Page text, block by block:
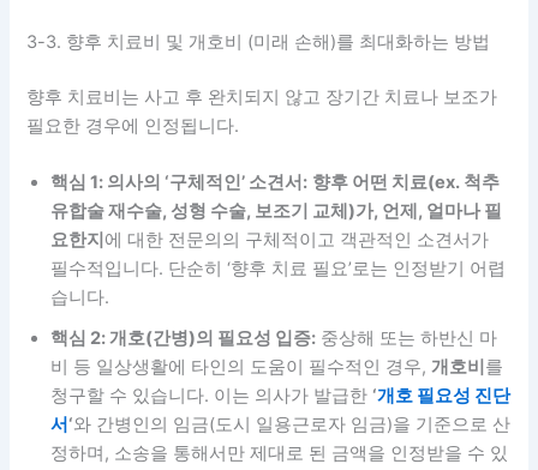
3-3. 향후 치료비 및 개호비 (미래 손해)를 최대화하는 방법
향후 치료비는 사고 후 완치되지 않고 장기간 치료나 보조가
필요한 경우에 인정됩니다.
핵심 1: 의사의 ‘구체적인’ 소견서: 향후 어떤 치료(ex. 척추
유합술 재수술, 성형 수술, 보조기 교체)가, 언제, 얼마나 필
요한지 에 대한 전문의의 구체적이고 객관적인 소견서가
필수적입니다. 단순히 ‘향후 치료 필요’로는 인정받기 어렵
습니다.
핵심 2: 개호(간병)의 필요성 입증: 중상해 또는 하반신 마
비 등 일상생활에 타인의 도움이 필수적인 경우,개호비 를
청구할 수 있습니다. 이는 의사가 발급한 ‘개호 필요성 진단
서 ‘와 간병인의 임금(도시 일용근로자 임금)을 기준으로 산
정하며, 소송을 통해서만 제대로 된 금액을 인정받을 수 있